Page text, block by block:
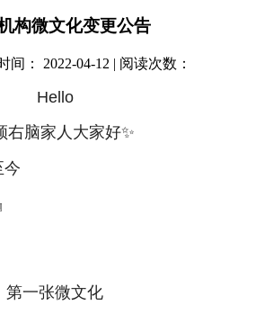
构微文化变更公告
： 2022-04-12 | 阅读次数：
Hello
右脑家人大家好✨
今
第一张微文化